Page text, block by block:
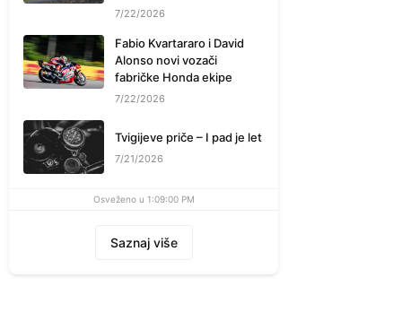
7/22/2026
Fabio Kvartararo i David
Alonso novi vozači
fabričke Honda ekipe
7/22/2026
Tvigijeve priče – I pad je let
7/21/2026
Osveženo u 1:09:00 PM
Saznaj više